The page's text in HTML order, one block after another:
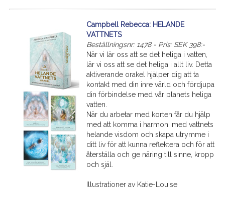
Campbell Rebecca: HELANDE
VATTNETS
Beställningsnr: 1478 - Pris: SEK 398:-
När vi lär oss att se det heliga i vatten,
lär vi oss att se det heliga i allt liv. Detta
aktiverande orakel hjälper dig att ta
kontakt med din inre värld och fördjupa
din förbindelse med vår planets heliga
vatten.
När du arbetar med korten får du hjälp
med att komma i harmoni med vattnets
helande visdom och skapa utrymme i
ditt liv för att kunna reflektera och för att
återställa och ge näring till sinne, kropp
och själ.
Illustrationer av Katie-Louise